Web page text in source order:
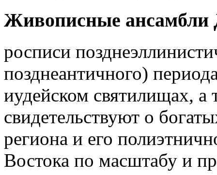
Живописные ансамбли
росписи
позднеантичного)
иудейском святилищах, а
свидетельствуют о
региона и его
Востока по масштабу и